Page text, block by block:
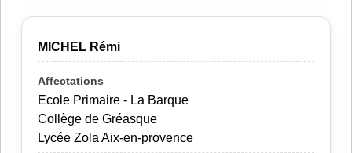
MICHEL Rémi
Ecole Primaire - La Barque
Collège de Gréasque
Lycée Zola Aix-en-provence